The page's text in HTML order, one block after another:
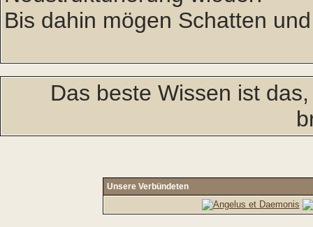
Bis dahin mögen Schatten
Das beste Wissen ist
Unsere Verbündeten